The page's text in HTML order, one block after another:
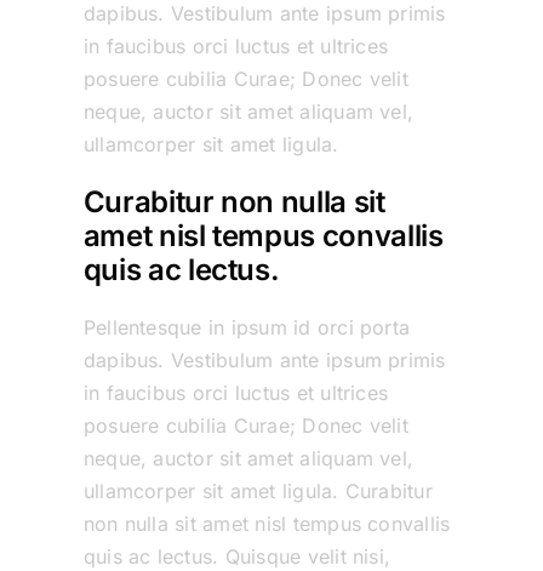
dapibus. Vestibulum ante ipsum primis
in faucibus orci luctus et ultrices
posuere cubilia Curae; Donec velit
neque, auctor sit amet aliquam vel,
ullamcorper sit amet ligula.
Curabitur non nulla sit
amet nisl tempus convallis
quis ac lectus.
Pellentesque in ipsum id orci porta
dapibus. Vestibulum ante ipsum primis
in faucibus orci luctus et ultrices
posuere cubilia Curae; Donec velit
neque, auctor sit amet aliquam vel,
ullamcorper sit amet ligula. Curabitur
non nulla sit amet nisl tempus convallis
quis ac lectus. Quisque velit nisi,